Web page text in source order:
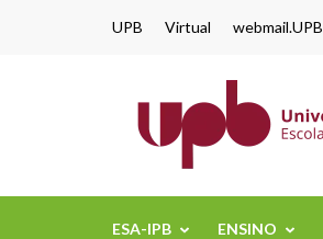
UPB Virtual webmail.UPB
ESA-IPB ENSINO